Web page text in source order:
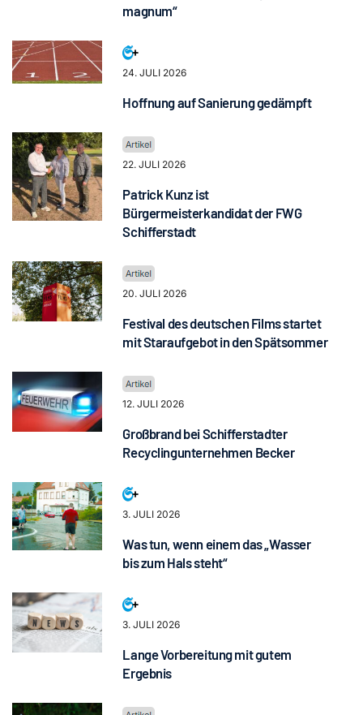
magnum“
24. JULI 2026
Hoffnung auf Sanierung gedämpft
22. JULI 2026
Patrick Kunz ist
Bürgermeisterkandidat der FWG
Schifferstadt
20. JULI 2026
Festival des deutschen Films startet
mit Staraufgebot in den Spätsommer
12. JULI 2026
Großbrand bei Schifferstadter
Recyclingunternehmen Becker
3. JULI 2026
Was tun, wenn einem das „Wasser
bis zum Hals steht“
3. JULI 2026
Lange Vorbereitung mit gutem
Ergebnis